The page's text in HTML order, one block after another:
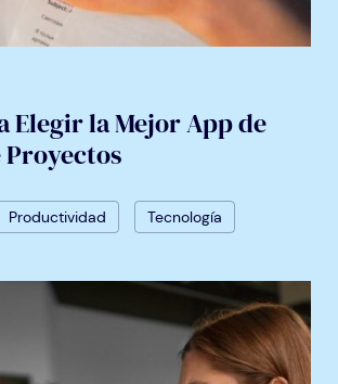
Elegir la Mejor App de
Proyectos
Productividad Tecnología